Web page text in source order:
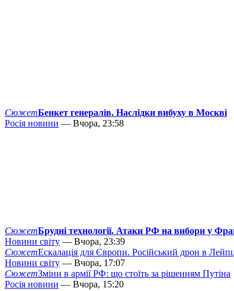
СюжетБенкет генералів. Наслідки вибуху в Москві
Росія новини — Вчора, 23:58
СюжетБрудні технології. Атаки РФ на вибори у
Новини світу — Вчора, 23:39
СюжетЕскалація для Європи. Російський дрон в
Новини світу — Вчора, 17:07
СюжетЗміни в армії РФ: що стоїть за рішенням Путіна
Росія новини — Вчора, 15:20